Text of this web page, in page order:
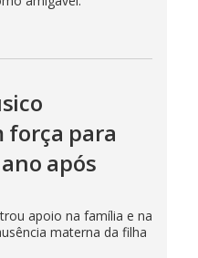
para
após
apoio na família e na
materna da filha